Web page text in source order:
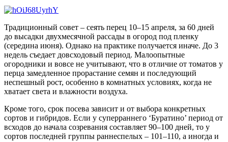
Традиционный совет – сеять перец 10–15 апреля, за 60 дней
до высадки двухмесячной рассады в огород под пленку
(середина июня). Однако на практике получается иначе. До 3
недель съедает довсходовый период. Малоопытные
огородники и вовсе не учитывают, что в отличие от томатов у
перца замедленное прорастание семян и последующий
неспешный рост, особенно в комнатных условиях, когда не
хватает света и влажности воздуха.
Кроме того, срок посева зависит и от выбора конкретных
сортов и гибридов. Если у суперраннего ‘Буратино’ период от
всходов до начала созревания составляет 90–100 дней, то у
сортов последней группы раннеспелых – 101–110, а иногда и